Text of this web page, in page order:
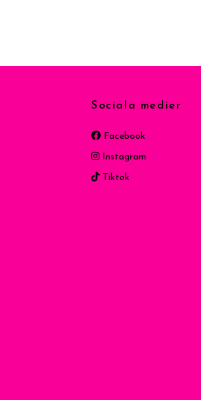
Sociala medier
Facebook
Instagram
Tiktok